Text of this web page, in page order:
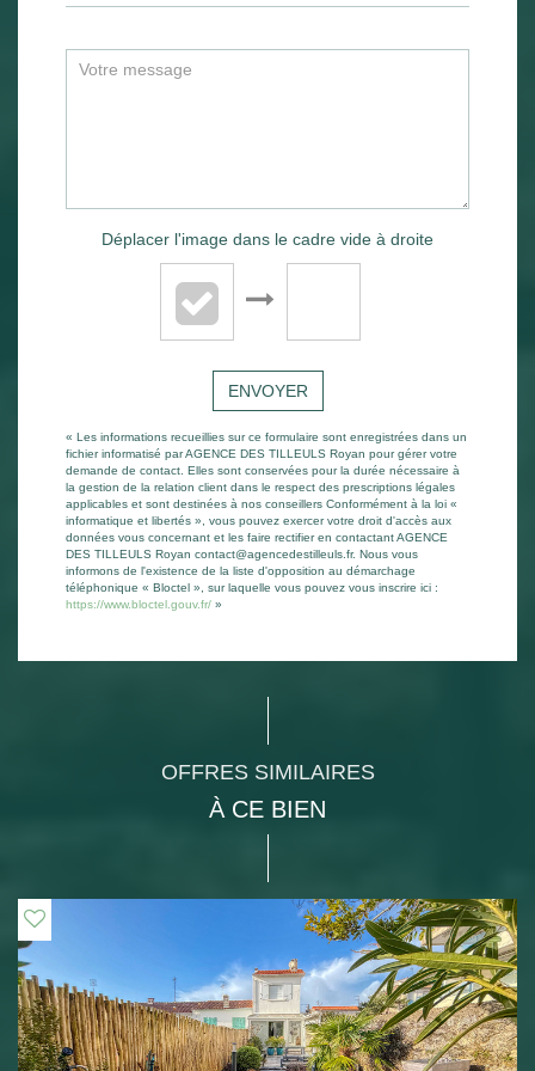
Déplacer l'image dans le cadre vide à droite
ENVOYER
« Les informations recueillies sur ce formulaire sont enregistrées dans un
fichier informatisé par AGENCE DES TILLEULS Royan pour gérer votre
demande de contact. Elles sont conservées pour la durée nécessaire à
la gestion de la relation client dans le respect des prescriptions légales
applicables et sont destinées à nos conseillers Conformément à la loi «
informatique et libertés », vous pouvez exercer votre droit d'accès aux
données vous concernant et les faire rectifier en contactant AGENCE
DES TILLEULS Royan contact@agencedestilleuls.fr. Nous vous
informons de l'existence de la liste d'opposition au démarchage
téléphonique « Bloctel », sur laquelle vous pouvez vous inscrire ici :
https://www.bloctel.gouv.fr/ »
OFFRES SIMILAIRES
À CE BIEN